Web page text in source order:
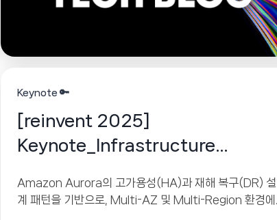
Keynote 🔑
[reinvent 2025]
Keynote_Infrastructure
Amazon Aurora의 고가용성(HA)과 재해 복구(DR) 설
계 패턴을 기반으로, Multi-AZ 및 Multi-Region 환경에